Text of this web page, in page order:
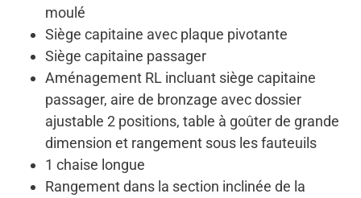
moulé
Siège capitaine avec plaque pivotante
Siège capitaine passager
Aménagement RL incluant siège capitaine
passager, aire de bronzage avec dossier
ajustable 2 positions, table à goûter de grande
dimension et rangement sous les fauteuils
1 chaise longue
Rangement dans la section inclinée de la